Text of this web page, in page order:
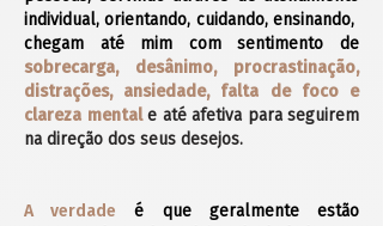
individual, orientando, cuidando, ensinando,
chegam até mim com sentimento de
sobrecarga, desânimo, procrastinação,
distrações, ansiedade, falta de foco e
clareza mental e até afetiva para seguirem
na direção dos seus desejos.
A verdade é que geralmente estão